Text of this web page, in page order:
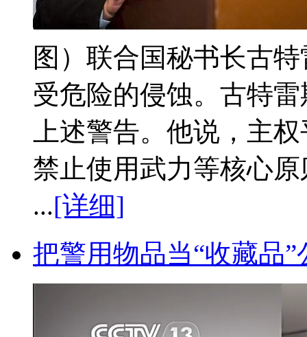
图）联合国秘书长古
受危险的侵蚀。古特
上述警告。他说，主
禁止使用武力等核心
...[详细]
把警用物品当“收藏品